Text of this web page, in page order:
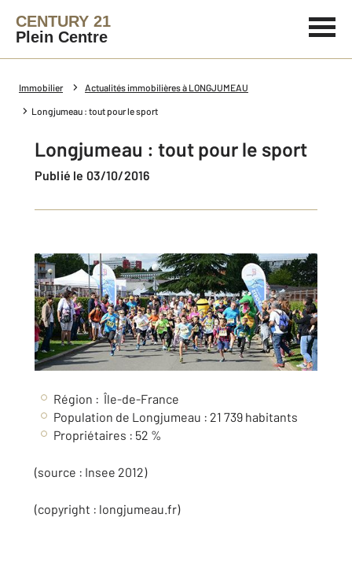
CENTURY 21
Plein Centre
Immobilier Actualités immobilières à LONGJUMEAU
Longjumeau : tout pour le sport
Longjumeau : tout pour le sport
Publié le 03/10/2016
Région : Île-de-France
Population de Longjumeau : 21 739 habitants
Propriétaires : 52 %
(source : Insee 2012)
(copyright : longjumeau.fr)